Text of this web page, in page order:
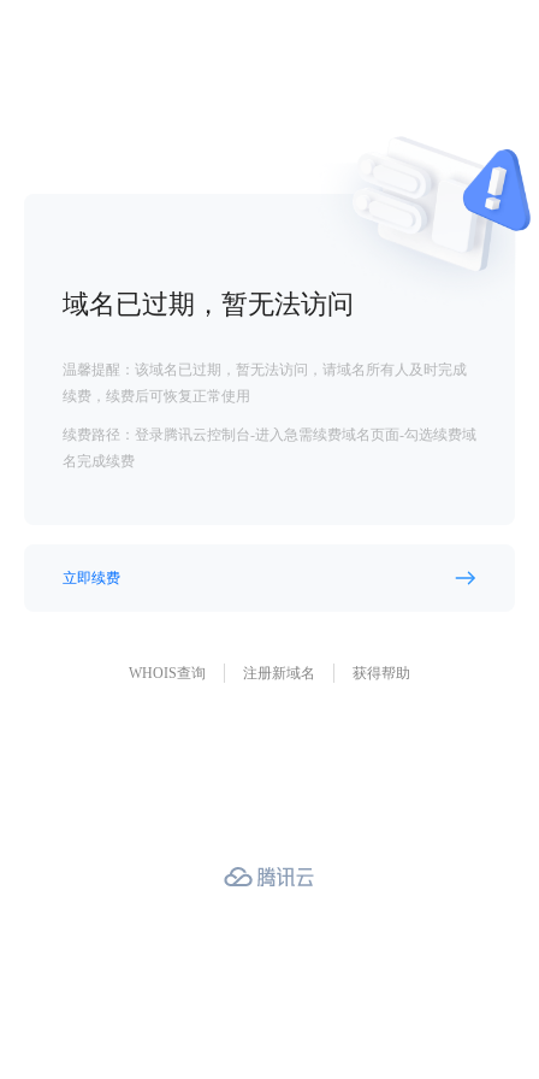
域名已过期，暂无法访问
温馨提醒：该域名已过期，暂无法访问，请域名所有人及时完成
续费，续费后可恢复正常使用
续费路径：登录腾讯云控制台-进入急需续费域名页面-勾选续费域
名完成续费
立即续费
WHOIS查询 注册新域名 获得帮助